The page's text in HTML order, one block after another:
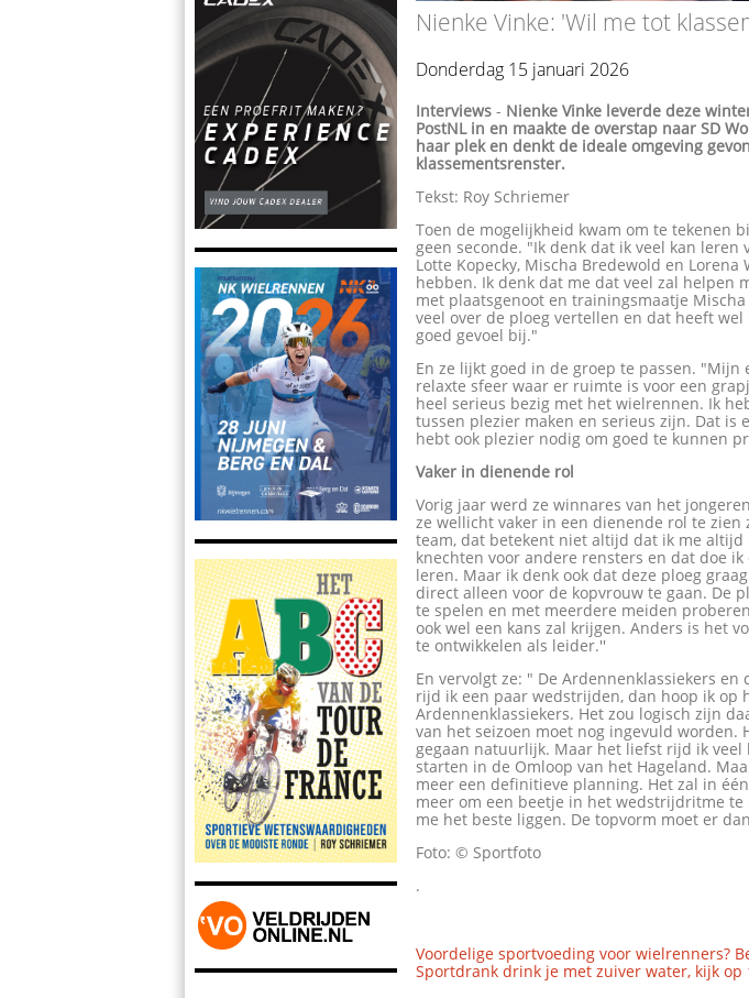
Nienke Vinke: 'Wil me tot
Donderdag 15 januari 2026
Interviews - Nienke Vinke leverde deze
PostNL in en maakte de overstap naar SD
haar plek en denkt de ideale omgeving
klassementsrenster.
Tekst: Roy Schriemer
Toen de mogelijkheid kwam om te tekenen
geen seconde. "Ik denk dat ik veel kan
Lotte Kopecky, Mischa Bredewold en
hebben. Ik denk dat me dat veel zal helpen
met plaatsgenoot en trainingsmaatje
veel over de ploeg vertellen en dat heeft
goed gevoel bij."
En ze lijkt goed in de groep te passen.
relaxte sfeer waar er ruimte is voor een
heel serieus bezig met het wielrennen. Ik
tussen plezier maken en serieus zijn. Dat is
hebt ook plezier nodig om goed te kunnen
Vaker in dienende rol
Vorig jaar werd ze winnares van het
ze wellicht vaker in een dienende rol te
team, dat betekent niet altijd dat ik me
knechten voor andere rensters en dat doe
leren. Maar ik denk ook dat deze ploeg
direct alleen voor de kopvrouw te gaan. De
te spelen en met meerdere meiden
ook wel een kans zal krijgen. Anders is het
te ontwikkelen als leider.''
En vervolgt ze: " De Ardennenklassiekers
rijd ik een paar wedstrijden, dan hoop ik op
Ardennenklassiekers. Het zou logisch zijn
van het seizoen moet nog ingevuld
gegaan natuurlijk. Maar het liefst rijd ik veel
starten in de Omloop van het Hageland.
meer een definitieve planning. Het zal in
meer om een beetje in het wedstrijdritme
me het beste liggen. De topvorm moet er
Foto: © Sportfoto
.
Voordelige sportvoeding voor wielrenners?
Sportdrank drink je met zuiver water, kijk op